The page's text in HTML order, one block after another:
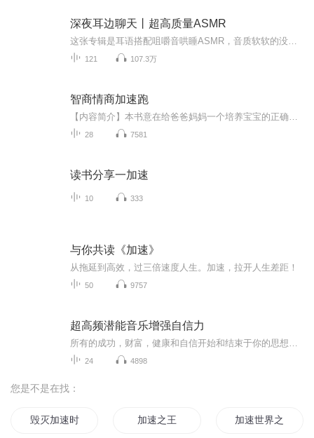
深夜耳边聊天丨超高质量ASMR
121 107.3万
智商情商加速跑
28 7581
读书分享一加速
10 333
与你共读《加速》
从拖延到高效，过三倍速度人生。加速，拉开人生差距！
50 9757
超高频潜能音乐增强自信力
24 4898
您是不是在找：
毁灭加速时 加速之王 加速世界之星环